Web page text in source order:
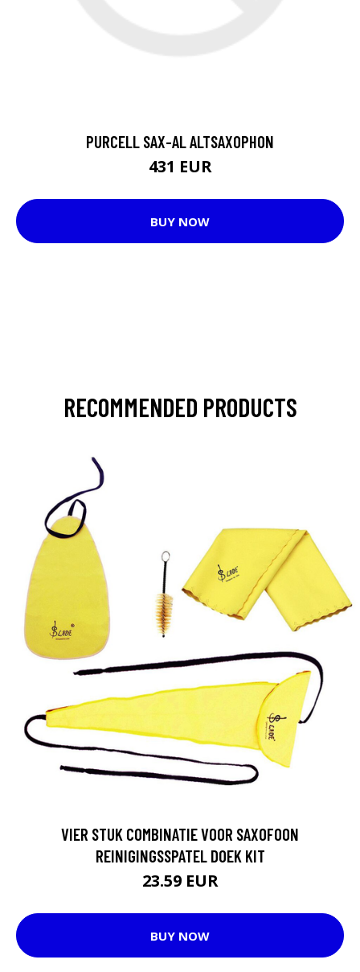
PURCELL SAX-AL ALTSAXOPHON
431 EUR
BUY NOW
RECOMMENDED PRODUCTS
VIER STUK COMBINATIE VOOR SAXOFOON
REINIGINGSSPATEL DOEK KIT
23.59 EUR
BUY NOW